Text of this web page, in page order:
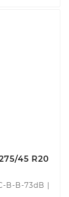
45 R20
B-B-73dB |